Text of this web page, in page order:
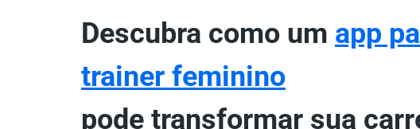
Descubra como um app
trainer feminino
pode transformar sua